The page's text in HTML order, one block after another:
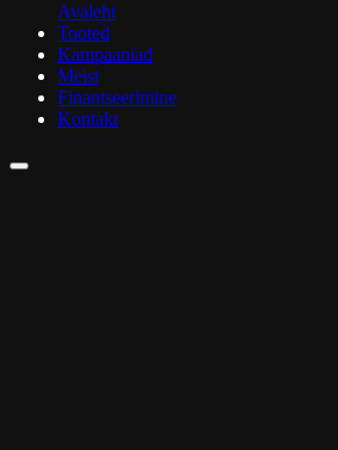
Avaleht
Tooted
Kampaaniad
Meist
Finantseerimine
Kontakt